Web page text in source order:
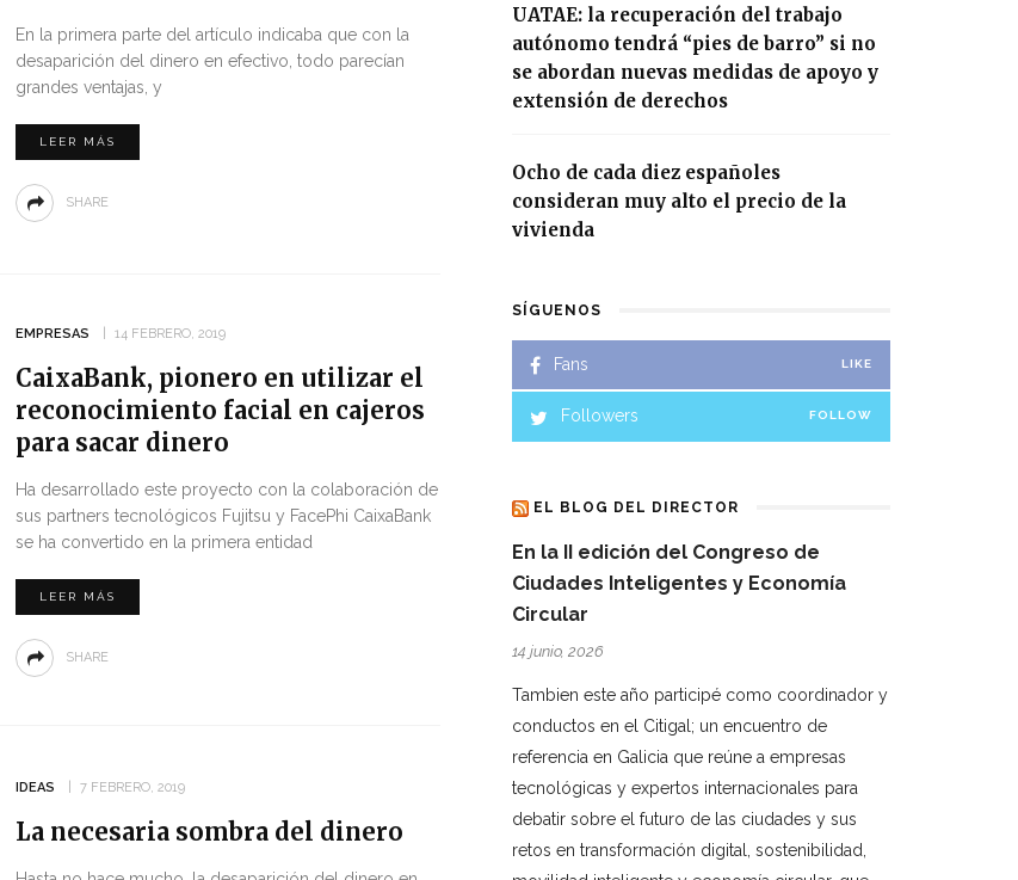
En la primera parte del artículo indicaba que con la
desaparición del dinero en efectivo, todo parecían
grandes ventajas, y
LEER MÁS
SHARE
EMPRESAS 14 FEBRERO, 2019
CaixaBank, pionero en utilizar el
reconocimiento facial en cajeros
para sacar dinero
Ha desarrollado este proyecto con la colaboración de
sus partners tecnológicos Fujitsu y FacePhi CaixaBank
se ha convertido en la primera entidad
LEER MÁS
SHARE
IDEAS 7 FEBRERO, 2019
La necesaria sombra del dinero
UATAE: la recuperación del trabajo
autónomo tendrá “pies de barro” si no
se abordan nuevas medidas de apoyo y
extensión de derechos
Ocho de cada diez españoles
consideran muy alto el precio de la
vivienda
SÍGUENOS
Fans LIKE
Followers FOLLOW
EL BLOG DEL DIRECTOR
En la II edición del Congreso de
Ciudades Inteligentes y Economía
Circular
14 junio, 2026
Tambien este año participé como coordinador y
conductos en el Citigal; un encuentro de
referencia en Galicia que reúne a empresas
tecnológicas y expertos internacionales para
debatir sobre el futuro de las ciudades y sus
retos en transformación digital, sostenibilidad,